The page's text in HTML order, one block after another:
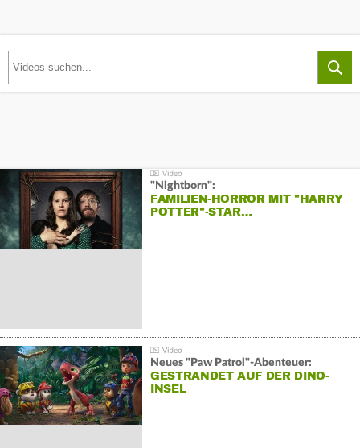
"Nightborn":
FAMILIEN-HORROR MIT "HARRY
POTTER"-STAR…
Neues "Paw Patrol"-Abenteuer:
GESTRANDET AUF DER DINO-
INSEL